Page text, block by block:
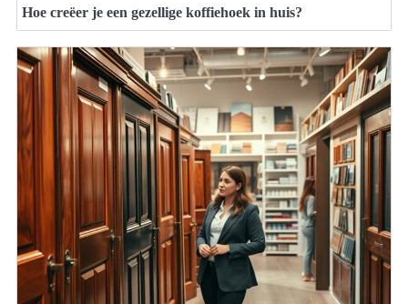
Hoe creëer je een gezellige koffiehoek in huis?